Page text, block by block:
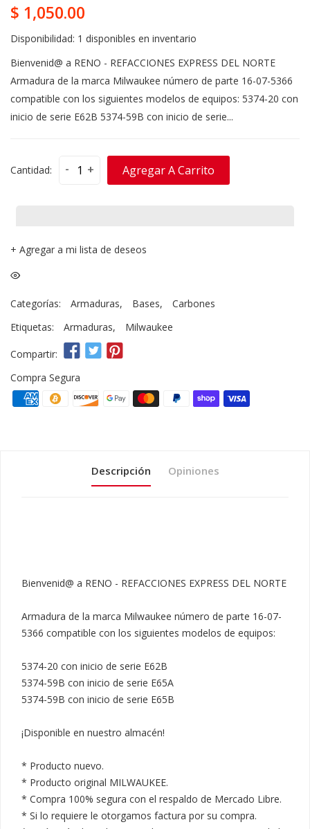
$ 1,050.00
Disponibilidad: 1 disponibles en inventario
Bienvenid@ a RENO - REFACCIONES EXPRESS DEL NORTE
Armadura de la marca Milwaukee número de parte 16-07-5366
compatible con los siguientes modelos de equipos: 5374-20 con
inicio de serie E62B 5374-59B con inicio de serie...
Cantidad: - + Agregar A Carrito
+ Agregar a mi lista de deseos
Categorías: Armaduras, Bases,
Carbones
Etiquetas:
Armaduras, Milwaukee
Compartir:
Compra Segura
Descripción Opiniones
Bienvenid@ a RENO - REFACCIONES EXPRESS DEL NORTE
Armadura de la marca Milwaukee número de parte 16-07-
5366 compatible con los siguientes modelos de equipos:
5374-20 con inicio de serie E62B
5374-59B con inicio de serie E65A
5374-59B con inicio de serie E65B
¡Disponible en nuestro almacén!
* Producto nuevo.
* Producto original MILWAUKEE.
* Compra 100% segura con el respaldo de Mercado Libre.
* Si lo requiere le otorgamos factura por su compra.